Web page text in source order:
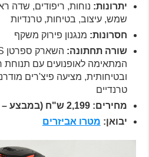
יתרונות: נוחות, ריפודים, שדה
שמש, עיצוב, בטיחות, טרנדיות
חסרונות: מנגנון פירוק משקף
שורה תחתונה:
המתאימה לאופנועים עם תנוחת
ובטיחותית, מציעה פיצ'רים
טרנדיים
מחירים: 2,199 ש"ח (במבצע – 1,899 ש"ח)
יבואן: מטרו אביזרים